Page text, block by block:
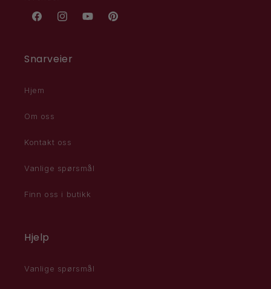
FacebookInstagramYouTubePinterest
Snarveier
Hjem
Om oss
Kontakt oss
Vanlige spørsmål
Finn oss i butikk
Hjelp
Vanlige spørsmål